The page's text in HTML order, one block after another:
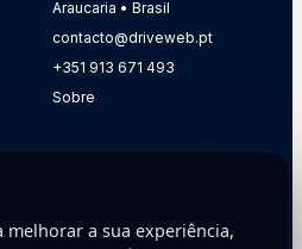
Araucaria • Brasil
contacto@driveweb.pt
+351 913 671 493
Sobre
melhorar a sua experiência,